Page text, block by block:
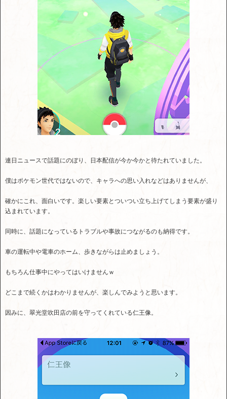
連日ニュースで話題にのぼり、日本配信が今か今かと待たれていました。
僕はポケモン世代ではないので、キャラへの思い入れなどはありませんが、
確かにこれ、面白いです。楽しい要素とついつい立ち上げてしまう要素が盛り
込まれています。
同時に、話題になっているトラブルや事故につながるのも納得です。
車の運転中や電車のホーム、歩きながらは止めましょう。
もちろん仕事中にやってはいけませんｗ
どこまで続くかはわかりませんが、楽しんでみようと思います。
因みに、翠光堂吹田店の前を守ってくれている仁王像。